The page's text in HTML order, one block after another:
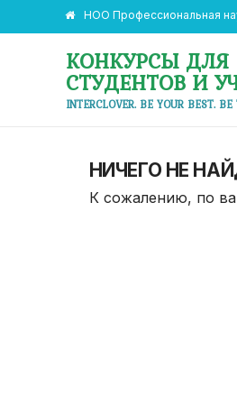
НОО Профессиональная
КОНКУРСЫ ДЛЯ
СТУДЕНТОВ И
INTERCLOVER. BE YOUR BEST.
НИЧЕГО НЕ
К сожалению, по